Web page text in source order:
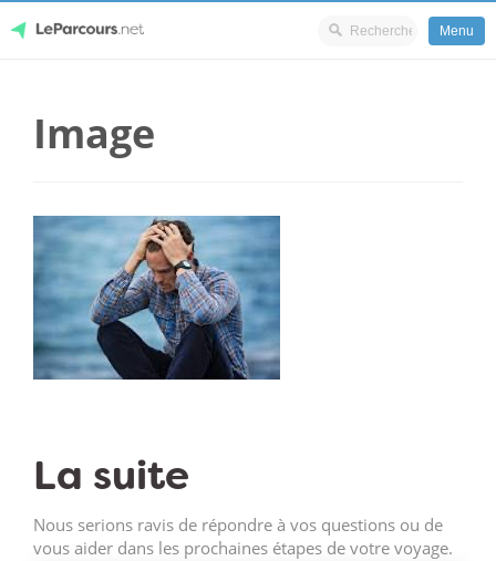
content
Menu
Image
La suite
Nous serions ravis de répondre à vos questions ou de
vous aider dans les prochaines étapes de votre voyage.